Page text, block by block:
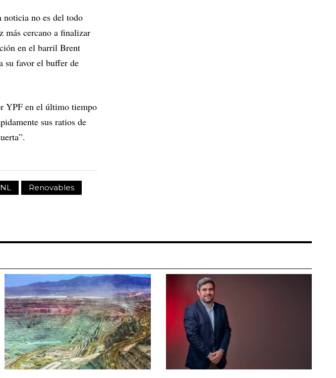
noticia no es del todo
más cercano a finalizar
en el barril Brent
su favor el buffer de
YPF en el último tiempo
sus ratios de
Renovables